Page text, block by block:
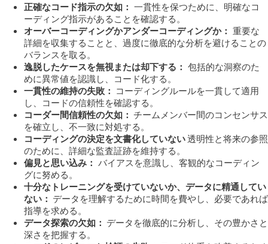
正確なコード指示の欠如： 一貫性を保つために、明確なコ
ーディング指示があることを確認する。
オーバーコーディングかアンダーコーディングか： 重要な
詳細を収集することと、過度に徹底的な分析を避けることの
バランスを取る。
逸脱したケースを無視または却下する： 包括的な洞察のた
めに異常値を認識し、コード化する。
一貫性の維持の失敗： コーディングルールを一貫して適用
し、コードの信頼性を確認する。
コーダー間信頼性の欠如： チームメンバー間のコンセンサス
を確立し、不一致に対処する。
コーディングの決定を文書化していない透明性と将来の参照
のために、詳細な監査証跡を維持する。
偏見と思い込み： バイアスを意識し、客観的なコーディン
グに努める。
十分なトレーニングを受けていないか、データに精通してい
ない： データを理解するために時間を費やし、必要であれば
指導を求める。
データ探索の欠如： データを徹底的に分析し、その豊かさと
深さを把握する。